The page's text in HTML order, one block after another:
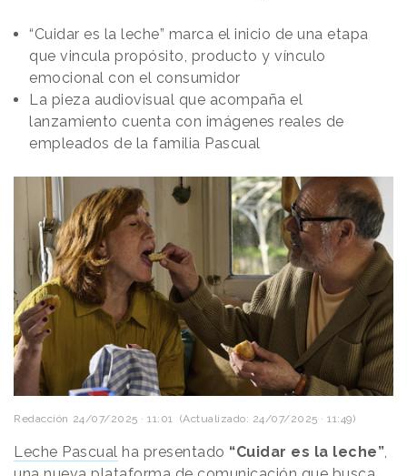
“Cuidar es la leche” marca el inicio de una etapa
que vincula propósito, producto y vínculo
emocional con el consumidor
La pieza audiovisual que acompaña el
lanzamiento cuenta con imágenes reales de
empleados de la familia Pascual
Redacción 24/07/2025 · 11:01 (Actualizado: 24/07/2025 · 11:49)
Leche Pascual ha presentado “Cuidar es la leche”